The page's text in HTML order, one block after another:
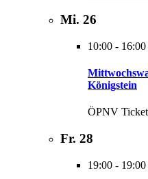
Mi. 26
10:00 - 16:00
Königstein
ÖPNV
Fr. 28
19:00 - 19:00